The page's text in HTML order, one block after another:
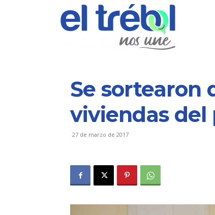
Se sortearon
viviendas del
27 de marzo de 2017